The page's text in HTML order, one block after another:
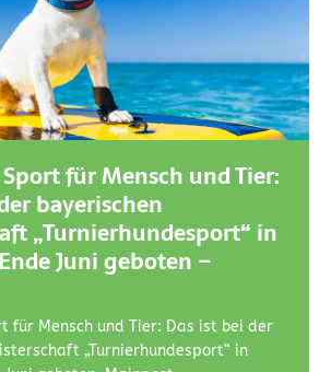
für Mensch und Tier:
bayerischen
„Turnierhundesport“ in
Juni geboten –
für Mensch und Tier: Das ist bei der
„Turnierhundesport“ in